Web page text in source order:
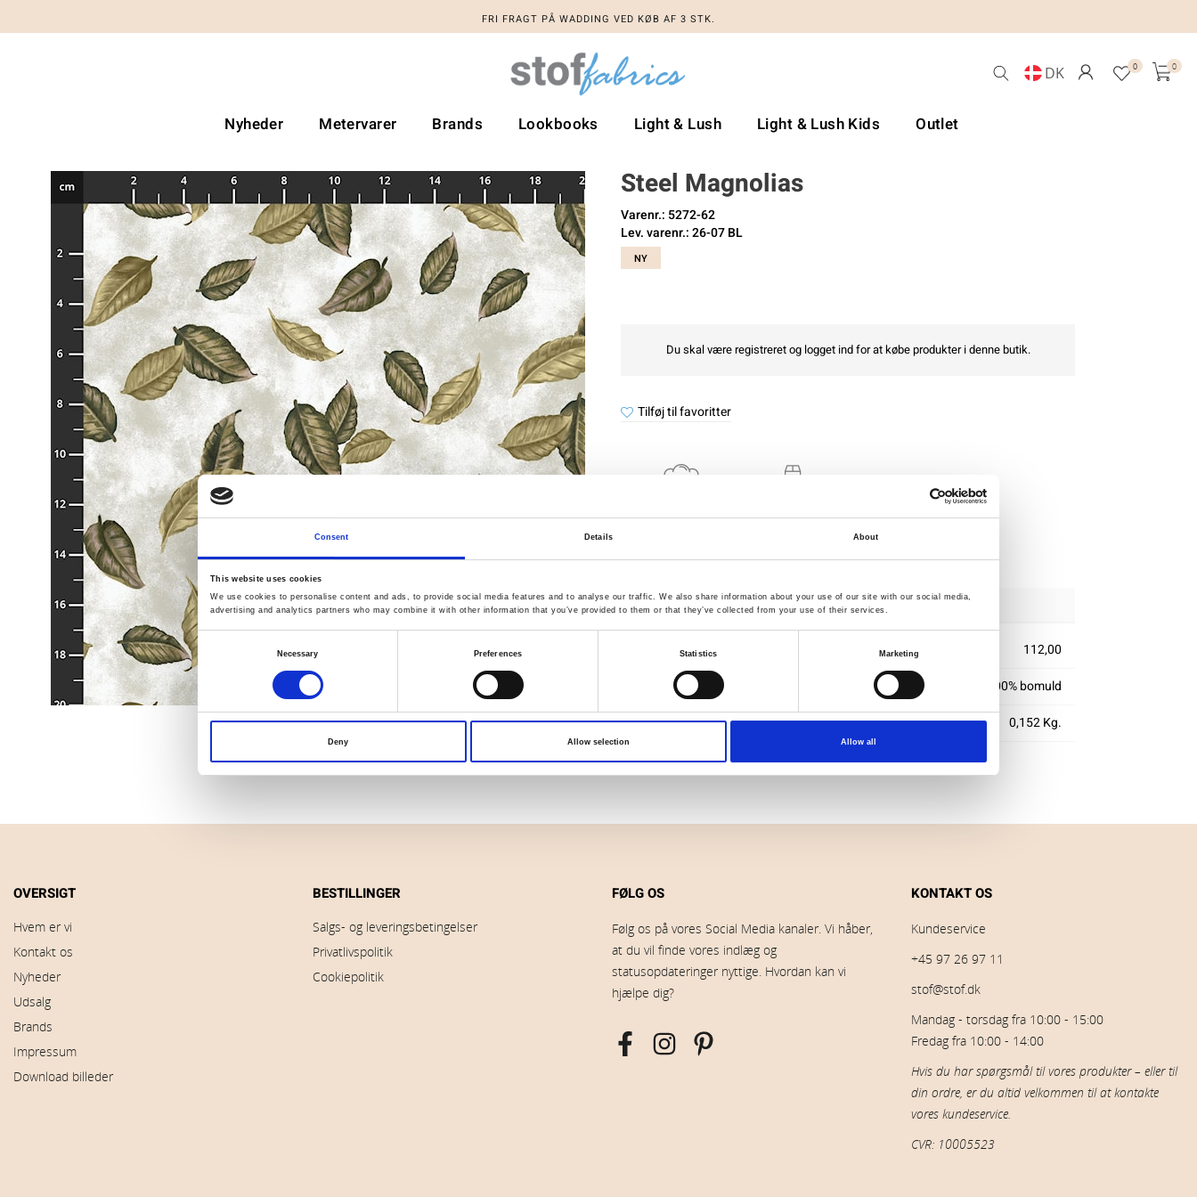
Consent Details About
This website uses cookies
We use cookies to personalise content and ads, to provide social media features and to analyse our traffic. We also share information about your use of our site with our social media,
advertising and analytics partners who may combine it with other information that you’ve provided to them or that they’ve collected from your use of their services.
Consent
Necessary Preferences Statistics Marketing
Deny Allow selection Allow all
FRI FRAGT PÅ WADDING VED KØB AF 3 STK.
DK 0 0
Nyheder Metervarer Brands Lookbooks Light & Lush Light & Lush Kids Outlet
Steel Magnolias
Varenr.: 5272-62
Lev. varenr.: 26-07 BL
NY
Du skal være registreret og logget ind for at købe produkter i denne butik.
Tilføj til favoritter
Kvalitet
Hurtig
Specifikation
112,00
Materiale
100% bomuld
Vægt pr. kvadratmeter (m2)
0,152 Kg.
OVERSIGT
Hvem er vi
Kontakt os
Nyheder
Udsalg
Brands
Impressum
Download billeder
BESTILLINGER
Salgs- og leveringsbetingelser
Privatlivspolitik
Cookiepolitik
FØLG OS
Følg os på vores Social Media kanaler. Vi håber,
at du vil finde vores indlæg og
statusopdateringer nyttige. Hvordan kan vi
hjælpe dig?
KONTAKT OS
Kundeservice
+45 97 26 97 11
stof@stof.dk
Mandag - torsdag fra 10:00 - 15:00
Fredag fra 10:00 - 14:00
Hvis du har spørgsmål til vores produkter – eller til
din ordre, er du altid velkommen til at kontakte
vores kundeservice.
CVR: 10005523